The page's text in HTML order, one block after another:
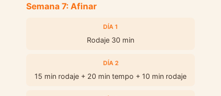
Semana 7: Afinar
DÍA 1
Rodaje 30 min
DÍA 2
15 min rodaje + 20 min tempo + 10 min rodaje